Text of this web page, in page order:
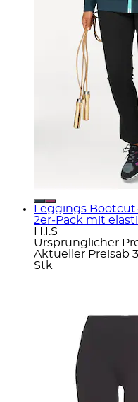
Leggings
2er‑Pack mit
H.I.S
Ursprünglicher
Aktueller Preisab
Stk